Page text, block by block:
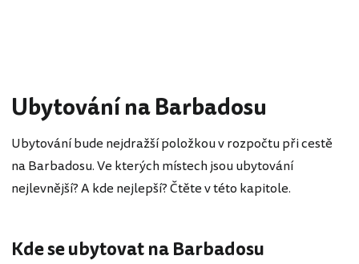
Ubytování na Barbadosu
Ubytování bude nejdražší položkou v rozpočtu při cestě
na Barbadosu. Ve kterých místech jsou ubytování
nejlevnější? A kde nejlepší? Čtěte v této kapitole.
Kde se ubytovat na Barbadosu